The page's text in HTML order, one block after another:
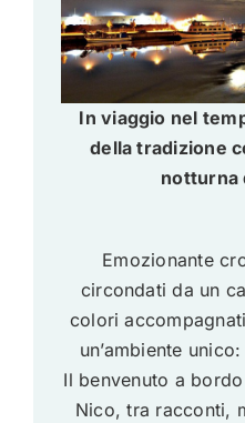
In viaggio nel
della tradizione
notturna
Emozionante
circondati da un
colori
un’ambiente
Il benvenuto a
Nico, tra racconti,